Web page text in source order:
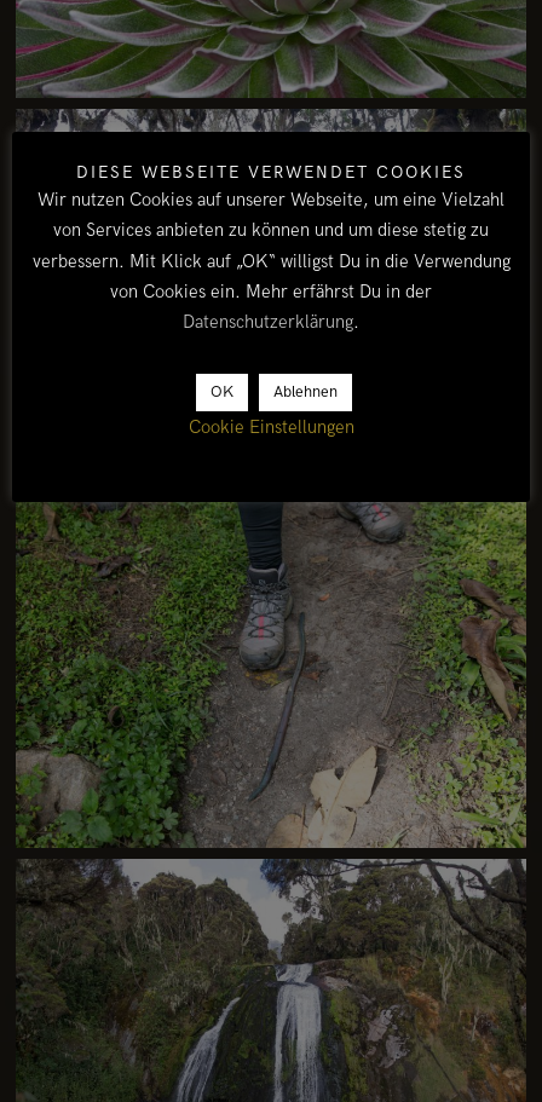
DIESE WEBSEITE VERWENDET COOKIES
Wir nutzen Cookies auf unserer Webseite, um eine Vielzahl
von Services anbieten zu können und um diese stetig zu
verbessern. Mit Klick auf „OK“ willigst Du in die Verwendung
von Cookies ein. Mehr erfährst Du in der
Datenschutzerklärung.
OK Ablehnen
Cookie Einstellungen